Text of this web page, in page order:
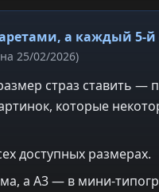
а каждый 5-
на 25/02/2026)
страз ставить —
которые
доступных размерах.
а A3 — в мини-